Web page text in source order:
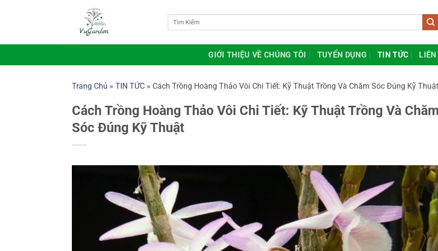
dung
GIỚI THIỆU VỀ CHÚNG TÔI TUYỂN DỤNG TIN TỨC LIÊN
Trang Chủ » TIN TỨC » Cách Trồng Hoàng Thảo Vôi Chi Tiết: Kỹ Thuật Trồng Và Chăm Sóc Đúng Kỹ Thuật
Cách Trồng Hoàng Thảo Vôi Chi Tiết: Kỹ Thuật Trồng Và Chăm
Sóc Đúng Kỹ Thuật